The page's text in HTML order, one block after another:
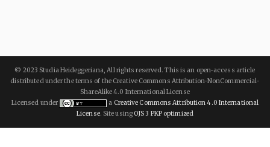
© 2023 Studia Heideggeriana, All rights reserved. This is an open-access article
distributed under the terms of the Creative Commons Attribution-NonCommercial-
ShareAlike 4.0 International License
Licensed under
a Creative Commons Attribution 4.0 International
License. Site usingOJS 3 PKP optimized